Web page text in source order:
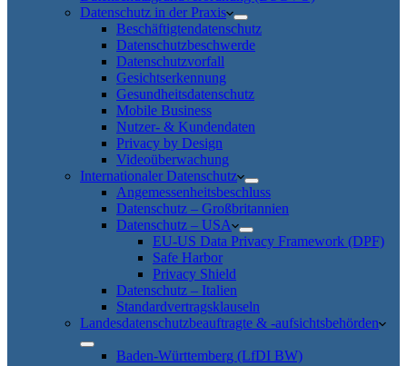
Datenschutz in der Praxis
Beschäftigtendatenschutz
Datenschutzbeschwerde
Datenschutzvorfall
Gesichtserkennung
Gesundheitsdatenschutz
Mobile Business
Nutzer- & Kundendaten
Privacy by Design
Videoüberwachung
Internationaler Datenschutz
Angemessenheitsbeschluss
Datenschutz – Großbritannien
Datenschutz – USA
EU-US Data Privacy Framework (DPF)
Safe Harbor
Privacy Shield
Datenschutz – Italien
Standardvertragsklauseln
Landesdatenschutzbeauftragte & -aufsichtsbehörden
Baden-Württemberg (LfDI BW)